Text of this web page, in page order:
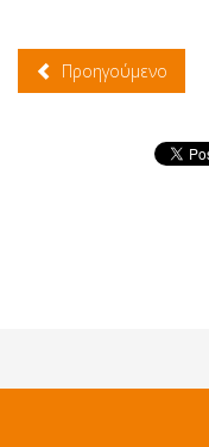
Προηγούμενο